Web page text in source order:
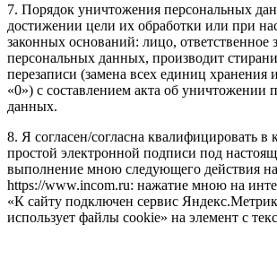
7. Порядок уничтожения персональных
достижении цели их обработки или при
законных оснований: лицо, ответственное
персональных данных, производит
перезаписи (замена всех единиц хранения
«0») с составлением акта об уничтожении
данных.
8. Я согласен/согласна квалифицировать в
простой электронной подписи под
выполнение мною следующего действия
https://www.incom.ru: нажатие мною на
«К сайту подключен сервис
использует файлы cookie» на элемент с